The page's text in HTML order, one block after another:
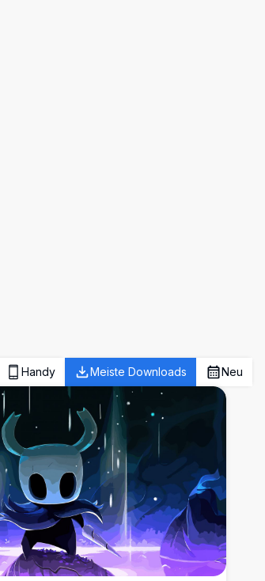
Handy Meiste Downloads Neu